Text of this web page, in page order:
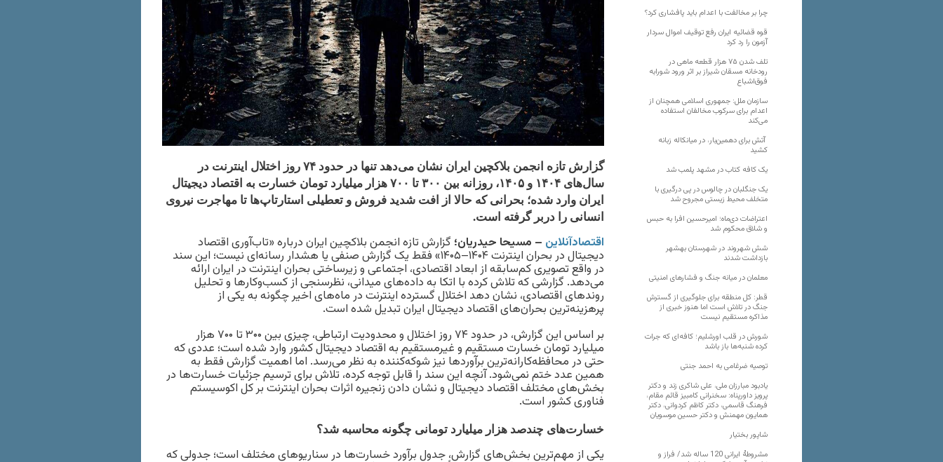
گزارش تازه انجمن بلاکچین ایران نشان می‌دهد تنها در حدود ۷۴ روز اختلال اینترنت در
سال‌های ۱۴۰۴ و ۱۴۰۵، روزانه بین ۳۰۰ تا ۷۰۰ هزار میلیارد تومان خسارت به اقتصاد دیجیتال
ایران وارد شده؛ بحرانی که حالا از افت شدید فروش و تعطیلی استارتاپ‌ها تا مهاجرت نیروی
انسانی را دربر گرفته است.
اقتصادآنلاین – مسیحا حیدریان؛ گزارش تازه انجمن بلاکچین ایران درباره «تاب‌آوری اقتصاد
دیجیتال در بحران اینترنت ۱۴۰۴–۱۴۰۵» فقط یک گزارش صنفی یا هشدار رسانه‌ای نیست؛ این سند
در واقع تصویری کم‌سابقه از ابعاد اقتصادی، اجتماعی و زیرساختی بحران اینترنت در ایران ارائه
می‌دهد. گزارشی که تلاش کرده با اتکا به داده‌های میدانی، نظرسنجی از کسب‌وکارها و تحلیل
روندهای اقتصادی، نشان دهد اختلال گسترده اینترنت در ماه‌های اخیر چگونه به یکی از
پرهزینه‌ترین بحران‌های اقتصاد دیجیتال ایران تبدیل شده است.
بر اساس این گزارش، در حدود ۷۴ روز اختلال و محدودیت ارتباطی، چیزی بین ۳۰۰ تا ۷۰۰ هزار
میلیارد تومان خسارت مستقیم و غیرمستقیم به اقتصاد دیجیتال کشور وارد شده است؛ عددی که
حتی در محافظه‌کارانه‌ترین برآوردها نیز شوکه‌کننده به نظر می‌رسد. اما اهمیت گزارش فقط به
همین عدد ختم نمی‌شود. آنچه این سند را قابل توجه کرده، تلاش برای ترسیم جزئیات خسارت‌ها در
بخش‌های مختلف اقتصاد دیجیتال و نشان دادن زنجیره اثرات بحران اینترنت بر کل اکوسیستم
فناوری کشور است.
خسارت‌های چندصد هزار میلیارد تومانی چگونه محاسبه شد؟
یکی از مهم‌ترین بخش‌های گزارش، جدول برآورد خسارت‌ها در سناریوهای مختلف است؛ جدولی که
چرا بر مخالفت با اعدام باید پافشاری کرد؟
قوه قضائیه ایران رفع توقیف اموال سردار
آزمون را رد کرد
تلف شدن ۷۵ هزار قطعه ماهی در
رودخانه مسقان شیراز بر اثر ورود شورابه
فوق‌اشباع
سازمان ملل: جمهوری اسلامی همچنان از
اعدام برای سرکوب مخالفان استفاده
می‌کند
آتش برای دهمین‌بار، در میانکاله زبانه
کشید
یک کافه کتاب در مشهد پلمب شد
یک جنگلبان در چالوس در پی درگیری با
متخلف محیط زیستی مجروح شد
اعتراضات دی‌ماه؛ امیرحسین افرا به حبس
و شلاق محکوم شد
شش شهروند در شهرستان بهشهر
بازداشت شدند
معلمان در میانه جنگ و فشارهای امنیتی
قطر: کل منطقه برای جلوگیری از گسترش
جنگ در تلاش است اما هنوز خبری از
مذاکره مستقیم نیست
شورش در قلب اورشلیم؛ کافه‌ای که جرات
کرده شنبه‌ها باز باشد
توصیه ضرغامی به احمد جنتی
یادبود مبارزان ملی، علی شاکری زند و دکتر
پرویز داورپناه: سخنرانی کامبیز قائم مقام،
فرهنگ قاسمی، دکتر کاظم کردوانی، دکتر
همایون مهمنش و دکتر حسین موسویان
شاپور بختیار
مشروطۀ ایرانی 120 ساله شد/ فراز و